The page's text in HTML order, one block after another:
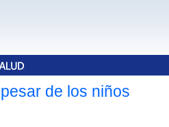
de los niños